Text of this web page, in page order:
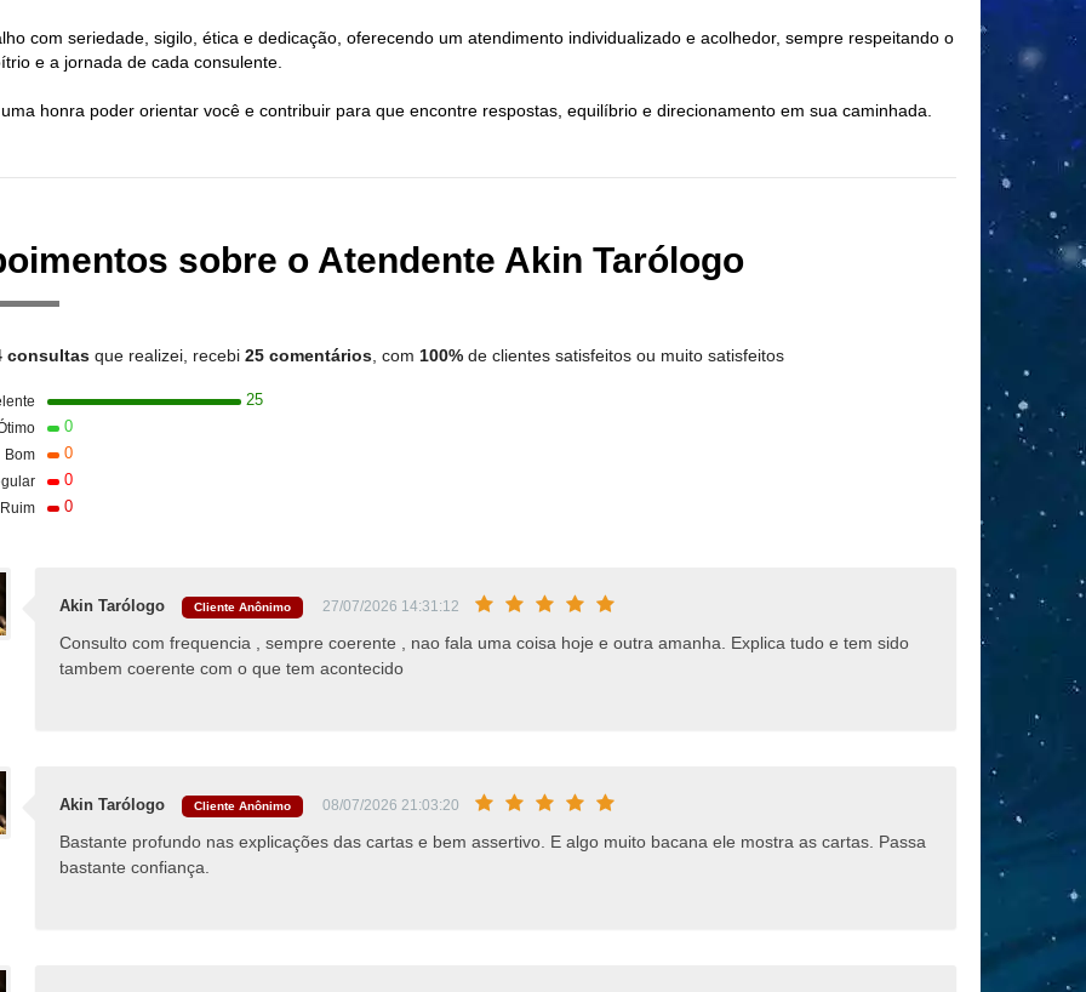
com seriedade, sigilo, ética e dedicação, oferecendo um atendimento individualizado e acolhedor, sempre respeitando o
e a jornada de cada consulente.
honra poder orientar você e contribuir para que encontre respostas, equilíbrio e direcionamento em sua caminhada.
sobre o Atendente Akin Tarólogo
consultas que realizei, recebi 25 comentários , com 100% de clientes satisfeitos ou muito satisfeitos
25
0
Bom 0
0
Ruim 0
Akin Tarólogo Cliente Anônimo 27/07/2026 14:31:12
Consulto com frequencia , sempre coerente , nao fala uma coisa hoje e outra amanha. Explica tudo e tem sido
tambem coerente com o que tem acontecido
Akin Tarólogo Cliente Anônimo 08/07/2026 21:03:20
Bastante profundo nas explicações das cartas e bem assertivo. E algo muito bacana ele mostra as cartas. Passa
bastante confiança.